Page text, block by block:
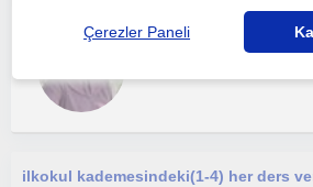
Ilkokul
ilkokul kademesindeki(1-4) her ders
Çerezler Paneli